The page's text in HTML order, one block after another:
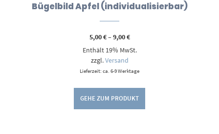
Bügelbild Apfel (individualisierbar)
5,00€–9,00€Preisspanne:
bis
Enthält 19% MwSt.
zzgl.Versand
Lieferzeit: ca. 6-9 Werktage
GEHE ZUM PRODUKT